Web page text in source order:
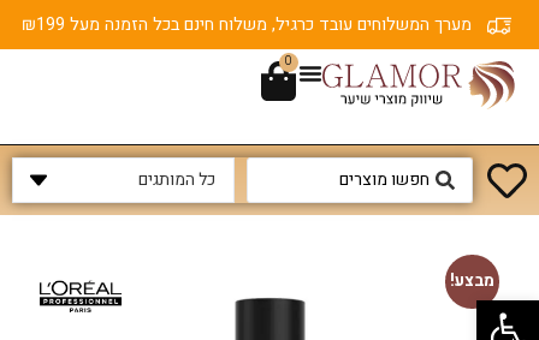
פתח סרגל נגישות
מערך המשלוחים עובד כרגיל, משלוח חינם בכל הזמנה מעל ₪199
0
מבצע!